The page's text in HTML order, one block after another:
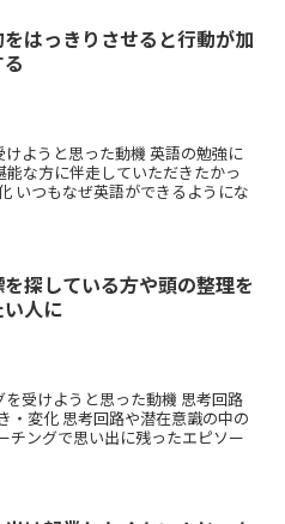
をはっきりさせると行動が加
ようと思った動機 英語の勉強に
な方に伴走していただきたかっ
いつもなぜ英語ができるようにな
を探している方や頭の整理を
い人に
受けようと思った動機 思考回路
・変化 思考回路や潜在意識の中の
チングで思い出に残ったエピソー